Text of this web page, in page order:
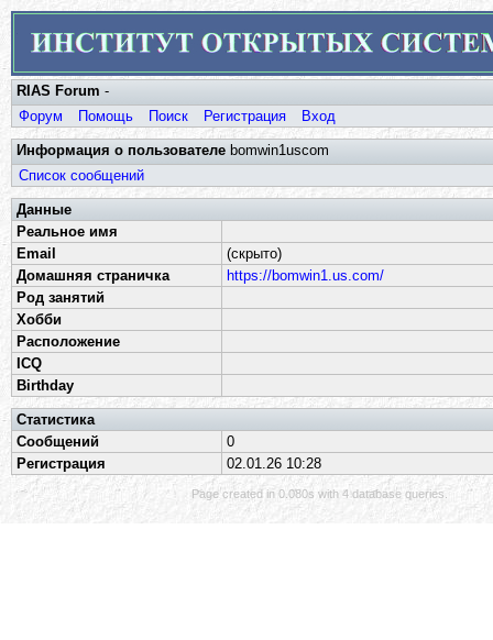
RIAS Forum -
Форум
Помощь Поиск Регистрация Вход
Информация о пользователе bomwin1uscom
Список сообщений
Данные
Реальное имя
Email
(скрыто)
Домашняя страничка
https://bomwin1.us.com/
Род занятий
Хобби
Расположение
ICQ
Birthday
Статистика
Сообщений
0
Регистрация
02.01.26 10:28
Page created in 0.080s with 4 database queries.